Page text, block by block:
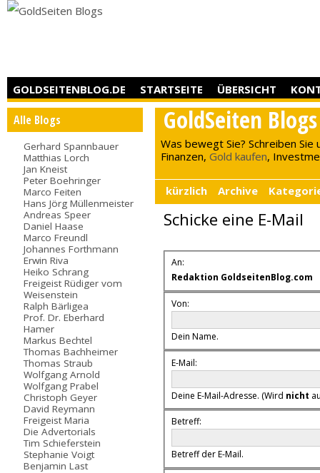
GOLDSEITENBLOG.DE STARTSEITE ÜBERSICHT
Alle Blogs
Gerhard Spannbauer
Matthias Lorch
Jan Kneist
Peter Boehringer
Marco Feiten
Hans Jörg Müllenmeister
Andreas Speer
Daniel Haase
Marco Freundl
Johannes Forthmann
Erwin Riva
Heiko Schrang
Freigeist Rüdiger vom
Weisenstein
Ralph Bärligea
Prof. Dr. Eberhard
Hamer
Markus Bechtel
Thomas Bachheimer
Thomas Straub
Wolfgang Arnold
Wolfgang Prabel
Christoph Geyer
David Reymann
Freigeist Maria
Die Advertorials
Tim Schieferstein
Stephanie Voigt
Benjamin Last
GoldSeiten Blogs
Was bewegt Sie? Schreiben Sie
Finanzen,Gold kaufen,
kürzlich Archive
Schicke eine E-Mail
An:
Redaktion GoldseitenBlog.com
Von:
Dein Name.
E-Mail:
Deine E-Mail-Adresse. (Wird nicht
Betreff:
Betreff der E-Mail.